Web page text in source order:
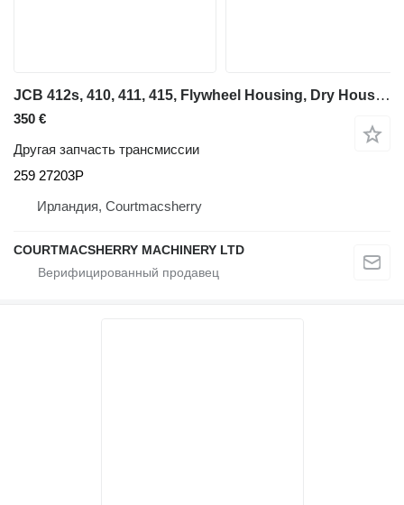
JCB 412s, 410, 411, 415, Flywheel Housing, Dry Housing 259/27203, 25 259 27203P для фронтального погрузчика
350 €
Другая запчасть трансмиссии
259 27203P
Ирландия, Courtmacsherry
COURTMACSHERRY MACHINERY LTD